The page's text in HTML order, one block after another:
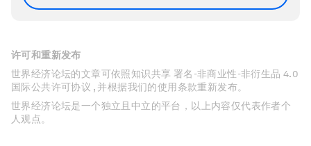
许可和重新发布
世界经济论坛的文章可依照知识共享 署名-非商业性-非衍生品 4.0
国际公共许可协议 , 并根据我们的使用条款重新发布。
世界经济论坛是一个独立且中立的平台，以上内容仅代表作者个
人观点。